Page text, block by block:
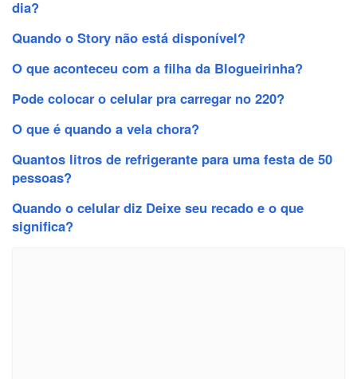
dia?
Quando o Story não está disponível?
O que aconteceu com a filha da Blogueirinha?
Pode colocar o celular pra carregar no 220?
O que é quando a vela chora?
Quantos litros de refrigerante para uma festa de 50
pessoas?
Quando o celular diz Deixe seu recado e o que
significa?